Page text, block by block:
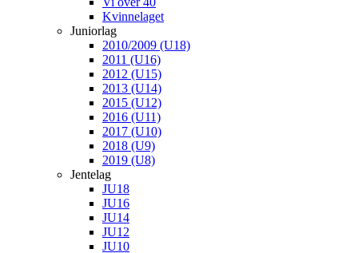
Kvinnelaget
Juniorlag
2010/2009 (U18)
2011 (U16)
2012 (U15)
2013 (U14)
2015 (U12)
2016 (U11)
2017 (U10)
2018 (U9)
2019 (U8)
Jentelag
JU18
JU16
JU14
JU12
JU10